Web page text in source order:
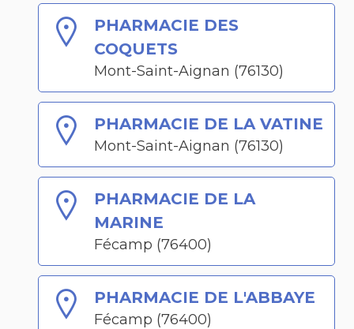
PHARMACIE DES
COQUETS
Mont-Saint-Aignan (76130)
PHARMACIE DE LA VATINE
Mont-Saint-Aignan (76130)
PHARMACIE DE LA
MARINE
Fécamp (76400)
PHARMACIE DE L'ABBAYE
Fécamp (76400)